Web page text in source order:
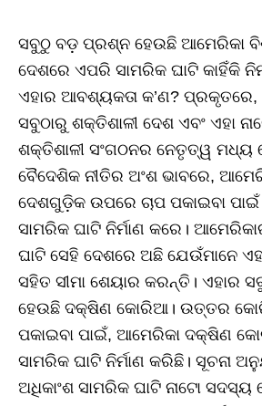
ସବୁଠୁ ବଡ଼ ପ୍ରଶ୍ନ ହେଉଛି ଆମେରିକା
ଦେଶରେ ଏପରି ସାମରିକ ଘାଟି କାହିଁକି
ଏହାର ଆବଶ୍ୟକତା କ’ଣ?
ସବୁଠାରୁ ଶକ୍ତିଶାଳୀ ଦେଶ ଏବଂ ଏହା
ଶକ୍ତିଶାଳୀ ସଂଗଠନର ନେତୃତ୍ୱ ମଧ୍ୟ
ବୈଦେଶିକ ନୀତିର ଅଂଶ ଭାବରେ,
ଦେଶଗୁଡ଼ିକ ଉପରେ ଚାପ ପକାଇବା ପାଇଁ
ସାମରିକ ଘାଟି ନିର୍ମାଣ କରେ।
ଘାଟି ସେହି ଦେଶରେ ଅଛି ଯେଉଁମାନେ
ସହିତ ସୀମା ଶେୟାର କରନ୍ତି। ଏହାର
ହେଉଛି ଦକ୍ଷିଣ କୋରିଆ। ଉତ୍ତର
ପକାଇବା ପାଇଁ, ଆମେରିକା ଦକ୍ଷିଣ
ସାମରିକ ଘାଟି ନିର୍ମାଣ କରିଛି। ସୂଚନା
ଅଧିକାଂଶ ସାମରିକ ଘାଟି ନାଟୋ